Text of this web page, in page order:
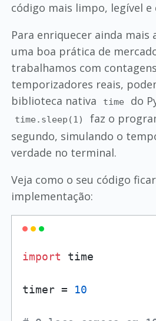
código mais limpo, legível e
Para enriquecer ainda mais
uma boa prática de
trabalhamos com
temporizadores reais,
biblioteca nativa
time do
time.sleep(1)
faz o
segundo, simulando o
verdade no terminal.
Veja como o seu código
implementação:
import time
timer = 10